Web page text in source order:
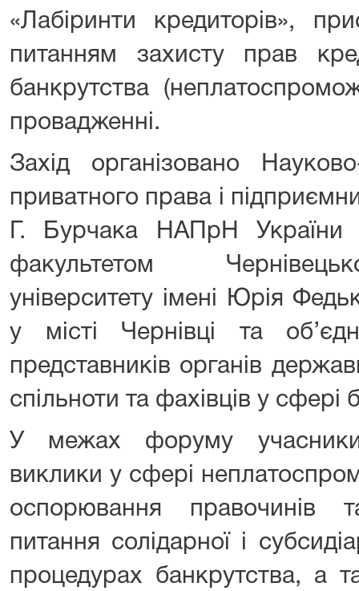
«Лабіринти кредиторів»,
питанням захисту прав
банкрутства
провадженні.
Захід організовано
приватного права і
Г. Бурчака НАПрН
факультетом
університету імені Юрія
у місті Чернівці та
представників органів
спільноти та фахівців у сфері
У межах форуму учасники
виклики у сфері
оспорювання правочинів
питання солідарної і
процедурах банкрутства, а